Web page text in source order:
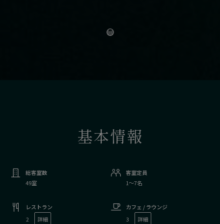
基本情報
総客室数
49室
客室定員
1〜7名
レストラン
2
詳細
カフェ / ラウンジ
3
詳細